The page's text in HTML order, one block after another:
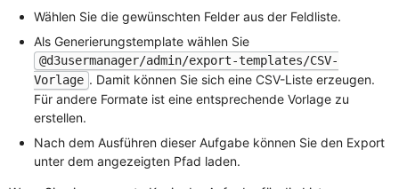
Wählen Sie die gewünschten Felder aus der Feldliste.
Als Generierungstemplate wählen Sie
@d3usermanager/admin/export-templates/CSV-
Vorlage . Damit können Sie sich eine CSV-Liste erzeugen.
Für andere Formate ist eine entsprechende Vorlage zu
erstellen.
Nach dem Ausführen dieser Aufgabe können Sie den Export
unter dem angezeigten Pfad laden.